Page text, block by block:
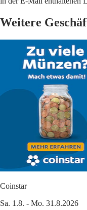
Weitere
Coinstar
Sa. 1.8. - Mo. 31.8.2026